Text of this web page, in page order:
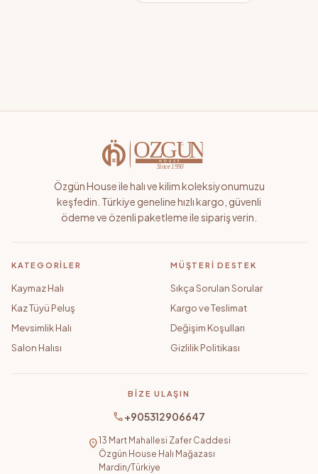
Özgün House ile halı ve kilim koleksiyonumuzu
keşfedin. Türkiye geneline hızlı kargo, güvenli
ödeme ve özenli paketleme ile sipariş verin.
KATEGORILER
Kaymaz Halı
Kaz Tüyü Peluş
Mevsimlik Halı
Salon Halısı
MÜŞTERI DESTEK
Sıkça Sorulan Sorular
Kargo ve Teslimat
Değişim Koşulları
Gizlilik Politikası
BIZE ULAŞIN
call+905312906647
location_on13 Mart Mahallesi Zafer Caddesi
Özgün House Halı Mağazası
Mardin/Türkiye